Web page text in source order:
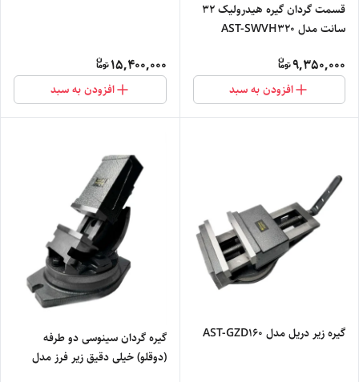
قسمت گردان گیره هیدرولیک 32
سانت مدل AST-SWVH320
9,350,000
افزودن به سبد
15,400,000
افزودن به سبد
گیره زیر دریل مدل AST-GZD160
گیره گردان سینوسی دو طرفه
(دوقلو) خیلی دقیق زیر فرز مدل